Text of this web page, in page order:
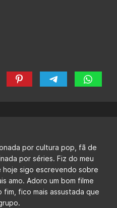
por cultura pop, fã de
por séries. Fiz do meu
hoje sigo escrevendo sobre
amo. Adoro um bom filme
fim, fico mais assustada que